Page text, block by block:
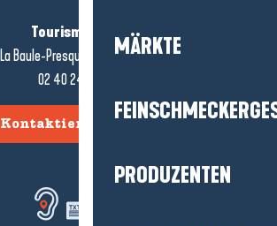
MÄRKTE
PRODUZENTEN
Tourismusbüro
La Baule-Presqu'île de Guérande
02 40 24 34 44
Kontaktieren Sie uns